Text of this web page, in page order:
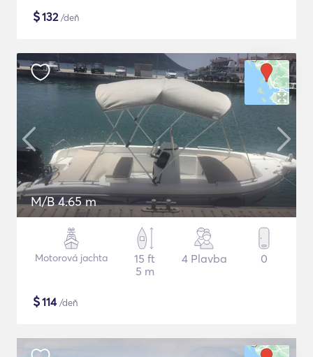
$132/deň
M/B 4.65 m
Motorová jachta
15 ft
5 m
4 Plavba 0
$114/deň